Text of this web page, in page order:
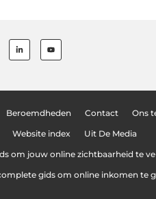
Beroemdheden Contact Ons
Website index Uit De Media
om jouw online zichtbaarheid te
gids om online inkomen te